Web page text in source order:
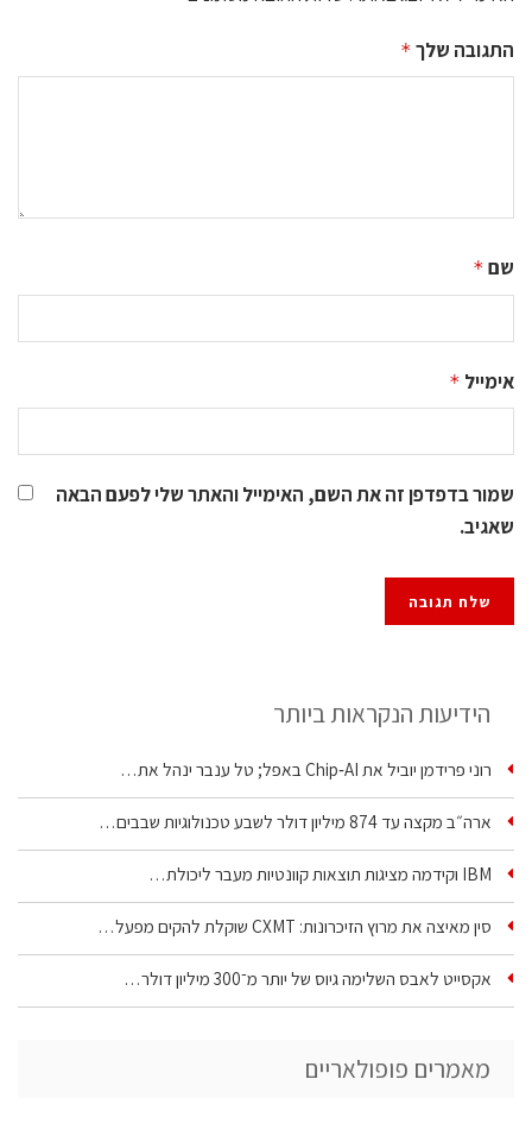
התגובה שלך *
שם *
אימייל *
שמור בדפדפן זה את השם, האימייל והאתר שלי לפעם הבאה
שאגיב.
הידיעות הנקראות ביותר
רוני פרידמן יוביל את Chip‑AI באפל; טל ענבר ינהל את…
ארה״ב מקצה עד 874 מיליון דולר לשבע טכנולוגיות שבבים…
IBM וקידמה מציגות תוצאות קוונטיות מעבר ליכולת…
סין מאיצה את מרוץ הזיכרונות: CXMT שוקלת להקים מפעל…
אקסייט לאבס השלימה גיוס של יותר מ־300 מיליון דולר…
מאמרים פופולאריים